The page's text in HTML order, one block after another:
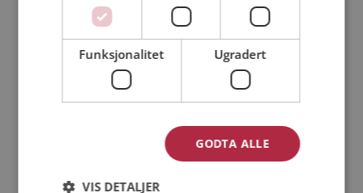
Min alder:
Jeg akseptererMedlemsvilkårene
Funksjonalitet Ugradert
GODTA ALLE
VIS DETALJER